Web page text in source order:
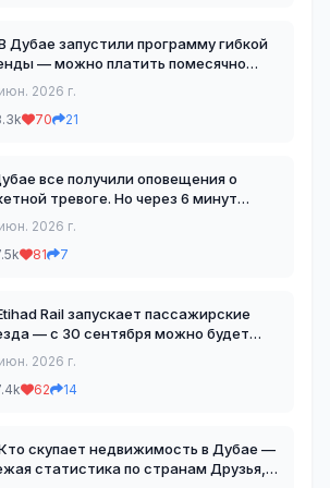
Дубае запустили программу гибкой
— можно платить помесячно
для тех, кто давно мечтал
годовую аренду одним-
2026 г.
70 21
все получили оповещения о
тревоге. Но через 6 минут
что это была ошибка. Притча
2026 г.
81 7
Rail запускает пассажирские
— с 30 сентября можно будет
из Абу-Даби в Фуджейру Друзья,
сообщения в ОАЭ,
2026 г.
62 14
скупает недвижимость в Дубае —
статистика по странам Друзья,